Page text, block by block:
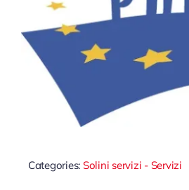
Categories: Solini servizi - Servizi